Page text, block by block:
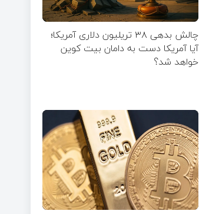
چالش بدهی ۳۸ تریلیون دلاری آمریکا؛
آیا آمریکا دست به دامان بیت کوین
خواهد شد؟